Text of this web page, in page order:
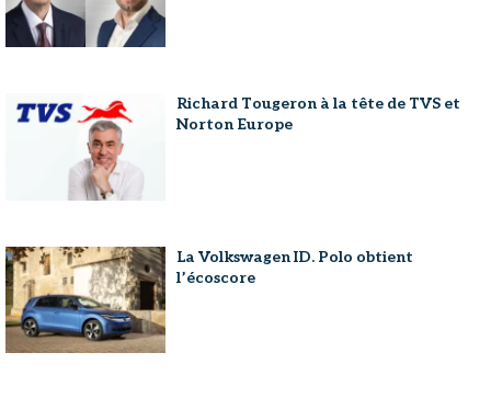
Richard Tougeron à la tête de TVS et
Norton Europe
La Volkswagen ID. Polo obtient
l’écoscore